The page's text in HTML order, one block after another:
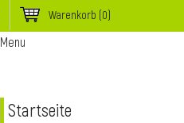
Warenkorb (0)
Menu
Startseite